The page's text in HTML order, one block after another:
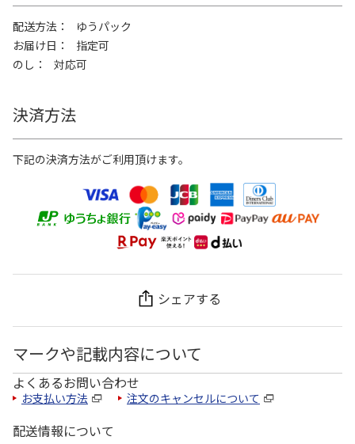
配送方法
ゆうパック
お届け日
指定可
のし
対応可
決済方法
下記の決済方法がご利用頂けます。
シェアする
マークや記載内容について
よくあるお問い合わせ
お支払い方法 注文のキャンセルについて
配送情報について